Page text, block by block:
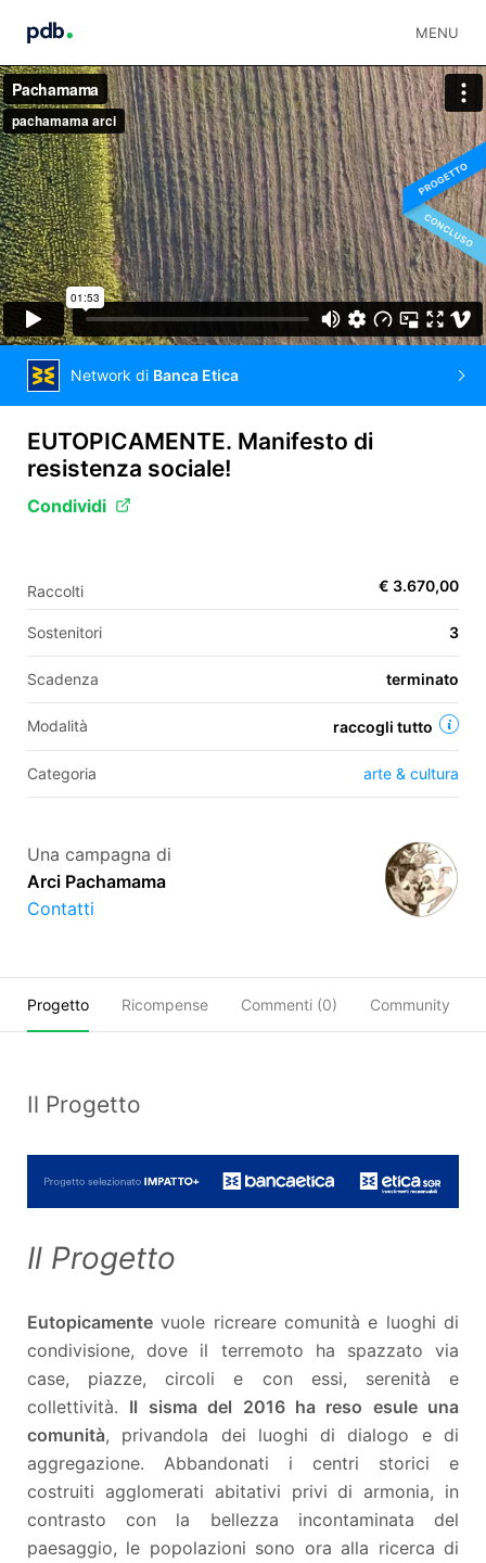
MENU
FR
Network di Banca Etica
EUTOPICAMENTE. Manifesto di
resistenza sociale!
Condividi
Raccolti € 3.670,00
Sostenitori 3
Scadenza terminato
Modalità raccogli tutto
Categoria arte & cultura
Una campagna di
Arci Pachamama
Contatti
Progetto Ricompense Commenti (0) Community
Il Progetto
Il Progetto
Eutopicamente vuole ricreare comunità e luoghi di
condivisione, dove il terremoto ha spazzato via
case, piazze, circoli e con essi, serenità e
collettività. Il sisma del 2016 ha reso esule una
comunità, privandola dei luoghi di dialogo e di
aggregazione. Abbandonati i centri storici e
costruiti agglomerati abitativi privi di armonia, in
contrasto con la bellezza incontaminata del
paesaggio, le popolazioni sono ora alla ricerca di